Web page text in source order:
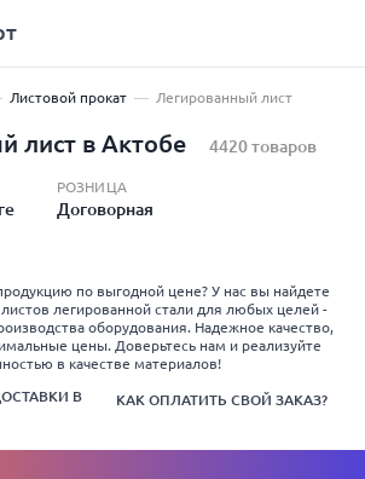
Листовой прокат Легированный лист
лист в Актобе 4420 товаров
РОЗНИЦА
Договорная
по выгодной цене? У нас вы найдете
легированной стали для любых целей -
оборудования. Надежное качество,
цены. Доверьтесь нам и реализуйте
в качестве материалов!
В
КАК ОПЛАТИТЬ СВОЙ ЗАКАЗ?